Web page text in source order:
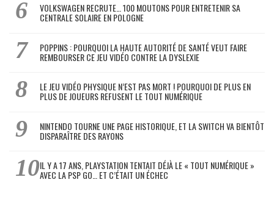
VOLKSWAGEN RECRUTE… 100 MOUTONS POUR ENTRETENIR SA
CENTRALE SOLAIRE EN POLOGNE
POPPINS : POURQUOI LA HAUTE AUTORITÉ DE SANTÉ VEUT FAIRE
REMBOURSER CE JEU VIDÉO CONTRE LA DYSLEXIE
LE JEU VIDÉO PHYSIQUE N’EST PAS MORT ! POURQUOI DE PLUS EN
PLUS DE JOUEURS REFUSENT LE TOUT NUMÉRIQUE
NINTENDO TOURNE UNE PAGE HISTORIQUE, ET LA SWITCH VA BIENTÔT
DISPARAÎTRE DES RAYONS
IL Y A 17 ANS, PLAYSTATION TENTAIT DÉJÀ LE « TOUT NUMÉRIQUE »
AVEC LA PSP GO… ET C’ÉTAIT UN ÉCHEC